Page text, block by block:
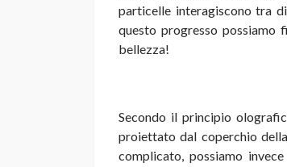
particelle interagiscono tra
questo progresso possiamo
bellezza!
Secondo il principio
proiettato dal coperchio
complicato, possiamo